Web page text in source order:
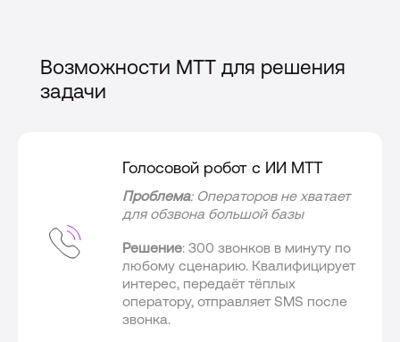
Возможности МТТ для решения
задачи
Голосовой робот с ИИ МТТ
Проблема: Операторов не хватает
для обзвона большой базы
Решение: 300 звонков в минуту по
любому сценарию. Квалифицирует
интерес, передаёт тёплых
оператору, отправляет SMS после
звонка.